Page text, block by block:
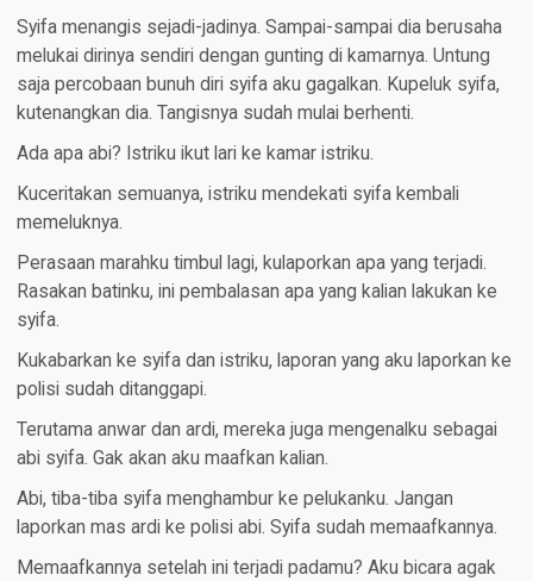
Syifa menangis sejadi-jadinya. Sampai-sampai dia berusaha
melukai dirinya sendiri dengan gunting di kamarnya. Untung
saja percobaan bunuh diri syifa aku gagalkan. Kupeluk syifa,
kutenangkan dia. Tangisnya sudah mulai berhenti.
Ada apa abi? Istriku ikut lari ke kamar istriku.
Kuceritakan semuanya, istriku mendekati syifa kembali
memeluknya.
Perasaan marahku timbul lagi, kulaporkan apa yang terjadi.
Rasakan batinku, ini pembalasan apa yang kalian lakukan ke
syifa.
Kukabarkan ke syifa dan istriku, laporan yang aku laporkan ke
polisi sudah ditanggapi.
Terutama anwar dan ardi, mereka juga mengenalku sebagai
abi syifa. Gak akan aku maafkan kalian.
Abi, tiba-tiba syifa menghambur ke pelukanku. Jangan
laporkan mas ardi ke polisi abi. Syifa sudah memaafkannya.
Memaafkannya setelah ini terjadi padamu? Aku bicara agak